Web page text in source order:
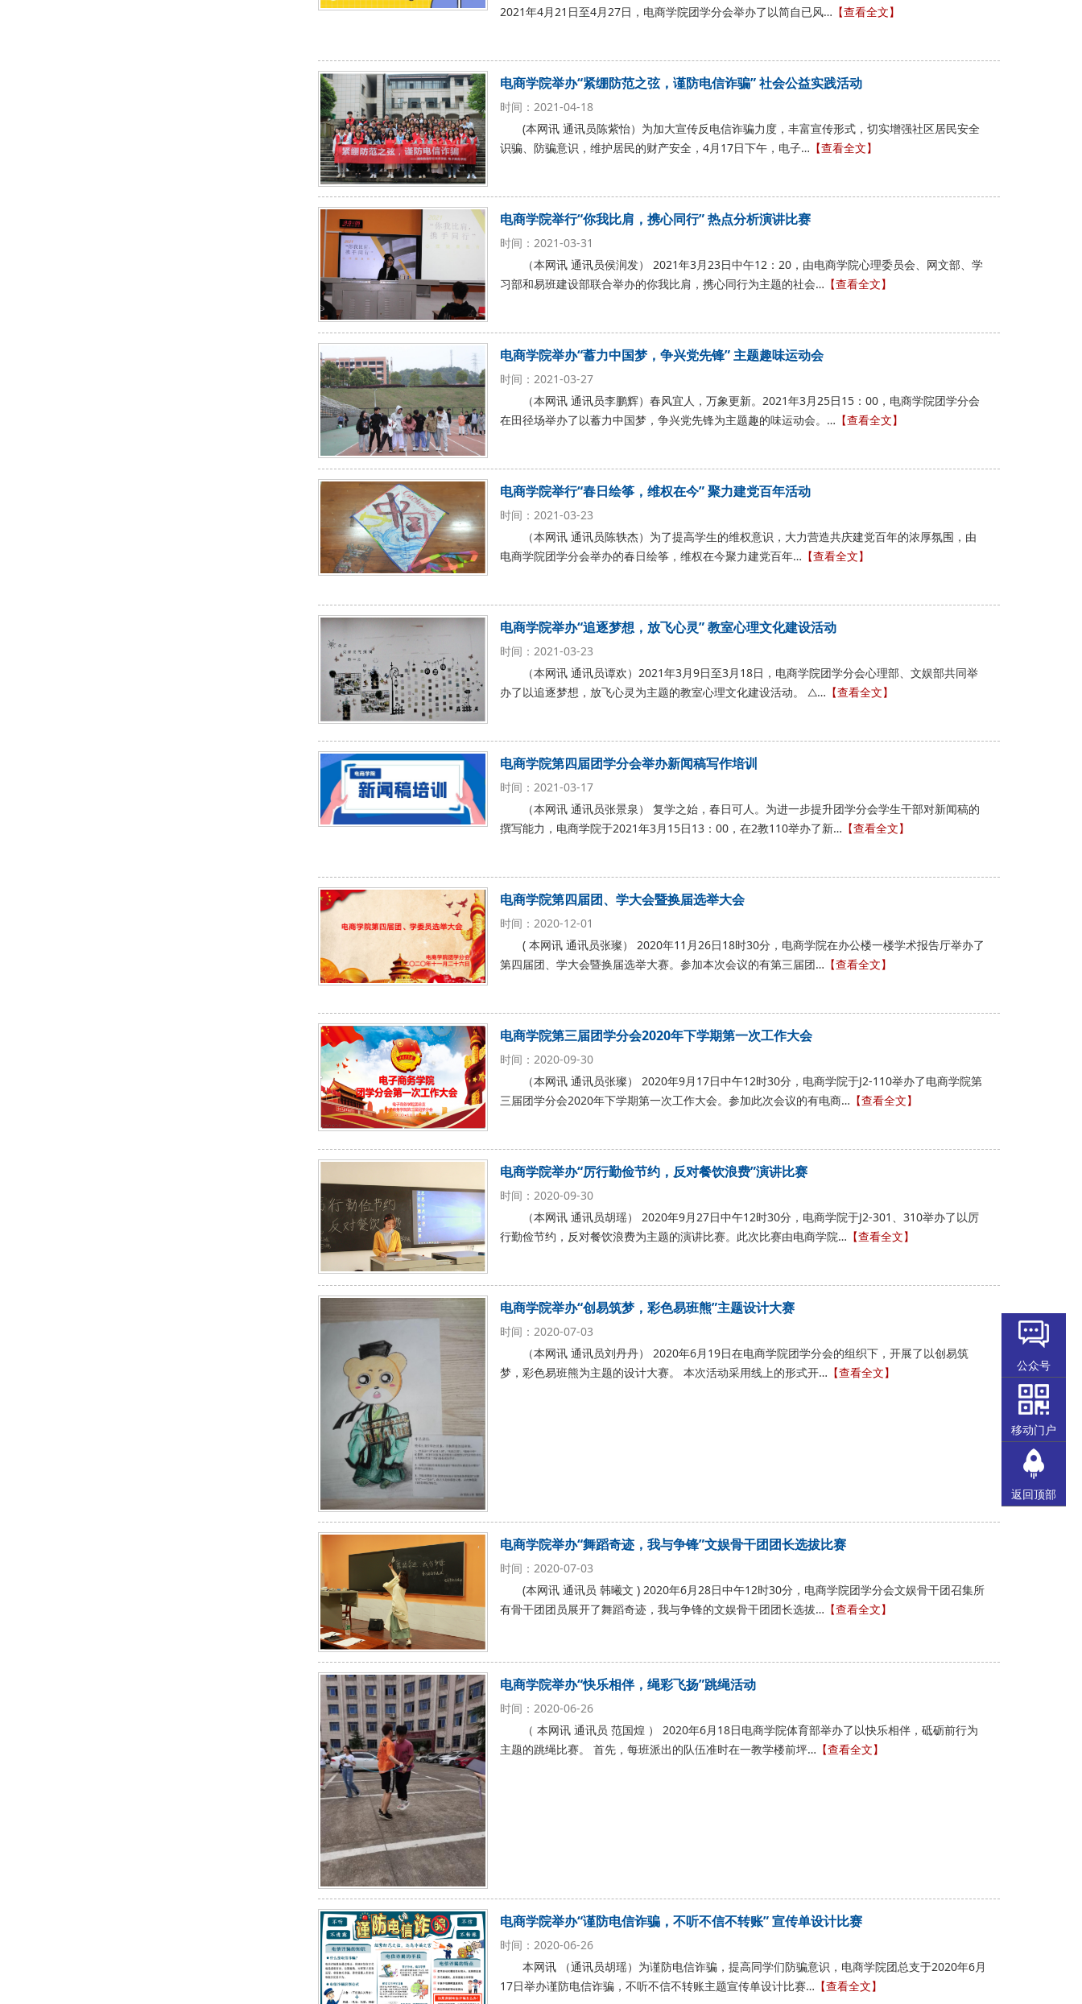
2021年4月21日至4月27日，电商学院团学分会举办了以简自已风… 【查看全文】
电商学院举办“紧绷防范之弦，谨防电信诈骗” 社会公益实践活动
时间：2021-04-18
(本网讯 通讯员陈紫怡）为加大宣传反电信诈骗力度，丰富宣传形式，切实增强社区居民安全
识骗、防骗意识，维护居民的财产安全，4月17日下午，电子… 【查看全文】
电商学院举行“你我比肩，携心同行” 热点分析演讲比赛
时间：2021-03-31
（本网讯 通讯员侯润发） 2021年3月23日中午12：20，由电商学院心理委员会、网文部、学
习部和易班建设部联合举办的你我比肩，携心同行为主题的社会… 【查看全文】
电商学院举办“蓄力中国梦，争兴党先锋” 主题趣味运动会
时间：2021-03-27
（本网讯 通讯员李鹏辉）春风宜人，万象更新。2021年3月25日15：00，电商学院团学分会
在田径场举办了以蓄力中国梦，争兴党先锋为主题趣的味运动会。… 【查看全文】
电商学院举行“春日绘筝，维权在今” 聚力建党百年活动
时间：2021-03-23
（本网讯 通讯员陈轶杰）为了提高学生的维权意识，大力营造共庆建党百年的浓厚氛围，由
电商学院团学分会举办的春日绘筝，维权在今聚力建党百年… 【查看全文】
电商学院举办“追逐梦想，放飞心灵” 教室心理文化建设活动
时间：2021-03-23
（本网讯 通讯员谭欢）2021年3月9日至3月18日，电商学院团学分会心理部、文娱部共同举
办了以追逐梦想，放飞心灵为主题的教室心理文化建设活动。 △… 【查看全文】
电商学院第四届团学分会举办新闻稿写作培训
时间：2021-03-17
（本网讯 通讯员张景泉） 复学之始，春日可人。为进一步提升团学分会学生干部对新闻稿的
撰写能力，电商学院于2021年3月15日13：00，在2教110举办了新… 【查看全文】
电商学院第四届团、学大会暨换届选举大会
时间：2020-12-01
( 本网讯 通讯员张璨） 2020年11月26日18时30分，电商学院在办公楼一楼学术报告厅举办了
第四届团、学大会暨换届选举大赛。参加本次会议的有第三届团… 【查看全文】
电商学院第三届团学分会2020年下学期第一次工作大会
时间：2020-09-30
（本网讯 通讯员张璨） 2020年9月17日中午12时30分，电商学院于J2-110举办了电商学院第
三届团学分会2020年下学期第一次工作大会。参加此次会议的有电商… 【查看全文】
电商学院举办“厉行勤俭节约，反对餐饮浪费”演讲比赛
时间：2020-09-30
（本网讯 通讯员胡瑶） 2020年9月27日中午12时30分，电商学院于J2-301、310举办了以厉
行勤俭节约，反对餐饮浪费为主题的演讲比赛。此次比赛由电商学院… 【查看全文】
电商学院举办“创易筑梦，彩色易班熊”主题设计大赛
时间：2020-07-03
（本网讯 通讯员刘丹丹） 2020年6月19日在电商学院团学分会的组织下，开展了以创易筑
梦，彩色易班熊为主题的设计大赛。 本次活动采用线上的形式开… 【查看全文】
电商学院举办“舞蹈奇迹，我与争锋”文娱骨干团团长选拔比赛
时间：2020-07-03
(本网讯 通讯员 韩曦文 ) 2020年6月28日中午12时30分，电商学院团学分会文娱骨干团召集所
有骨干团团员展开了舞蹈奇迹，我与争锋的文娱骨干团团长选拔… 【查看全文】
电商学院举办“快乐相伴，绳彩飞扬”跳绳活动
时间：2020-06-26
（ 本网讯 通讯员 范国煌 ） 2020年6月18日电商学院体育部举办了以快乐相伴，砥砺前行为
主题的跳绳比赛。 首先，每班派出的队伍准时在一教学楼前坪… 【查看全文】
电商学院举办“谨防电信诈骗，不听不信不转账” 宣传单设计比赛
时间：2020-06-26
本网讯 （通讯员胡瑶）为谨防电信诈骗，提高同学们防骗意识，电商学院团总支于2020年6月
17日举办谨防电信诈骗，不听不信不转账主题宣传单设计比赛… 【查看全文】
公众号
移动门户
返回顶部